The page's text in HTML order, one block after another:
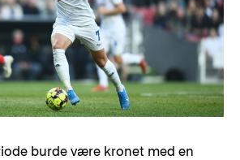
burde være kronet med en